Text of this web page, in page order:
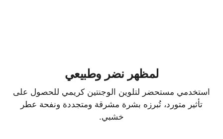
لمظهر نضر وطبيعي
استخدمي مستحضر لتلوين الوجنتين كريمي للحصول على
تأثير متورد، تُبرزه بشرة مشرقة ومتجددة ونفحة عطر
خشبي.